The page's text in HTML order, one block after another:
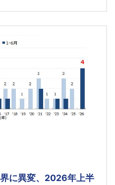
に異変、2026年上半